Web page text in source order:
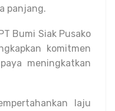
panjang.
Bumi Siak Pusako
komitmen
meningkatkan
laju